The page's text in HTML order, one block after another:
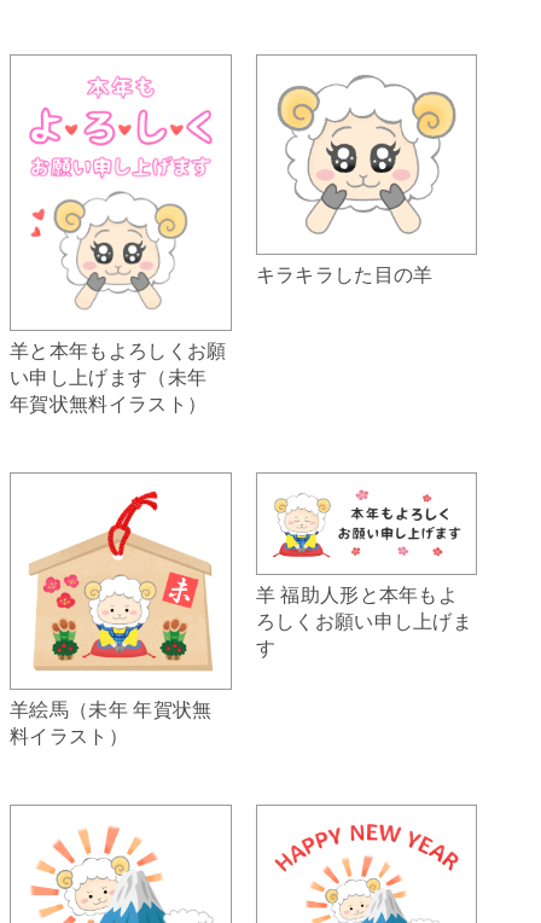
羊と本年もよろしくお願
い申し上げます（未年
年賀状無料イラスト）
キラキラした目の羊
羊絵馬（未年 年賀状無
料イラスト）
羊 福助人形と本年もよ
ろしくお願い申し上げま
す